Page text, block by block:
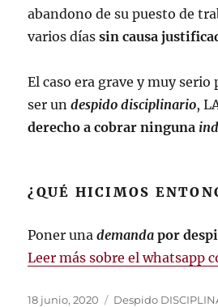
abandono de su puesto de
varios díassin causa
El caso era grave y muy serio
ser undespido disciplinario,
derecho a cobrar ninguna
¿QUÉ HICIMOS
Poner unademanda por
Leer más sobre el whatsapp
Publicado
18 junio, 2020 Categorías
Despido